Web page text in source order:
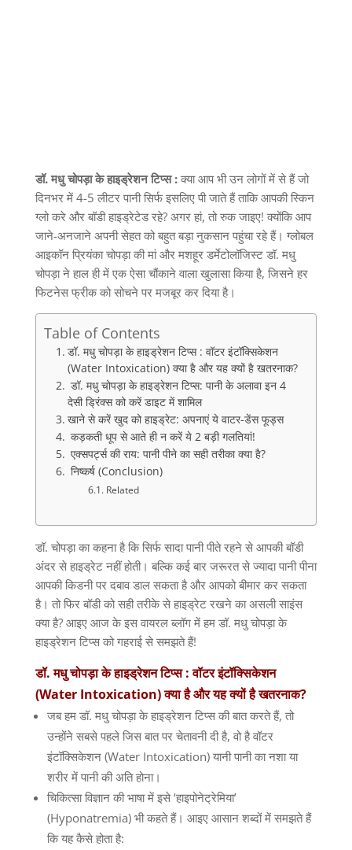
डॉ. मधु चोपड़ा के हाइड्रेशन टिप्स :क्या आप भी उन लोगों में से हैं जो
दिनभर में 4-5 लीटर पानी सिर्फ इसलिए पी जाते हैं ताकि आपकी स्किन
ग्लो करे और बॉडी हाइड्रेटेड रहे? अगर हां, तो रुक जाइए! क्योंकि आप
जाने-अनजाने अपनी सेहत को बहुत बड़ा नुकसान पहुंचा रहे हैं। ग्लोबल
आइकॉन प्रियंका चोपड़ा की मां और मशहूर डर्मेटोलॉजिस्ट डॉ. मधु
चोपड़ा ने हाल ही में एक ऐसा चौंकाने वाला खुलासा किया है, जिसने हर
फिटनेस फ्रीक को सोचने पर मजबूर कर दिया है।
Table of Contents
डॉ. मधु चोपड़ा के हाइड्रेशन टिप्स : वॉटर इंटॉक्सिकेशन
(Water Intoxication) क्या है और यह क्यों है खतरनाक?
डॉ. मधु चोपड़ा के हाइड्रेशन टिप्स: पानी के अलावा इन 4
देसी ड्रिंक्स को करें डाइट में शामिल
खाने से करें खुद को हाइड्रेट: अपनाएं ये वाटर-डेंस फूड्स
कड़कती धूप से आते ही न करें ये 2 बड़ी गलतियां!
एक्सपर्ट्स की राय: पानी पीने का सही तरीका क्या है?
निष्कर्ष (Conclusion)
Related
डॉ. चोपड़ा का कहना है कि सिर्फ सादा पानी पीते रहने से आपकी बॉडी
अंदर से हाइड्रेट नहीं होती। बल्कि कई बार जरूरत से ज्यादा पानी पीना
आपकी किडनी पर दबाव डाल सकता है और आपको बीमार कर सकता
है। तो फिर बॉडी को सही तरीके से हाइड्रेट रखने का असली साइंस
क्या है? आइए आज के इस वायरल ब्लॉग में हम डॉ. मधु चोपड़ा के
हाइड्रेशन टिप्स को गहराई से समझते हैं!
डॉ. मधु चोपड़ा के हाइड्रेशन टिप्स :वॉटर इंटॉक्सिकेशन
(Water Intoxication) क्या है और यह क्यों है खतरनाक?
जब हम डॉ. मधु चोपड़ा के हाइड्रेशन टिप्स की बात करते हैं, तो
उन्होंने सबसे पहले जिस बात पर चेतावनी दी है, वो है वॉटर
इंटॉक्सिकेशन (Water Intoxication) यानी पानी का नशा या
शरीर में पानी की अति होना।
चिकित्सा विज्ञान की भाषा में इसे ‘हाइपोनेट्रेमिया’
(Hyponatremia) भी कहते हैं। आइए आसान शब्दों में समझते हैं
कि यह कैसे होता है: